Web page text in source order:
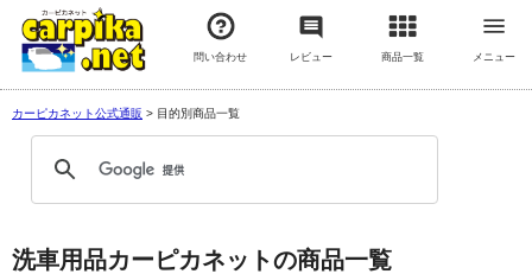
問い合わせ レビュー 商品一覧 メニュー
カーピカネット公式通販 > 目的別商品一覧
洗車用品カーピカネットの商品一覧